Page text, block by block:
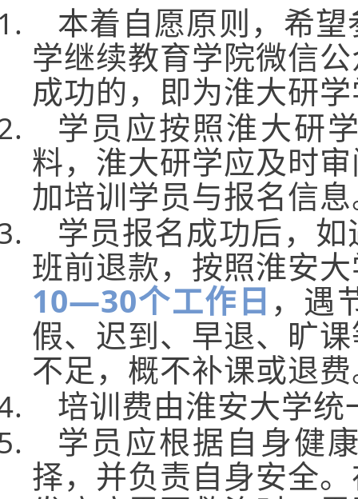
本着自愿原则，希
学继续教育学院微信
成功的，即为淮大研
学员应按照淮大研
料，淮大研学应及时
加培训学员与报名信
学员报名成功后，
班前退款，按照淮安
10—30个工作日 ，遇
假、迟到、早退、旷
不足，概不补课或退
培训费由淮安大学统
学员应根据自身健
择，并负责自身安全